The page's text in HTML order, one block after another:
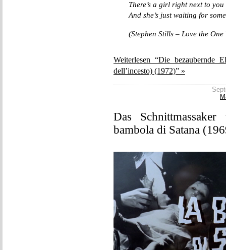
There’s a girl right next to you
And she’s just waiting for
(Stephen Stills – Love the One
Weiterlesen “Die bezaubernde
dell’incesto) (1972)” »
Das
bambola di Satana